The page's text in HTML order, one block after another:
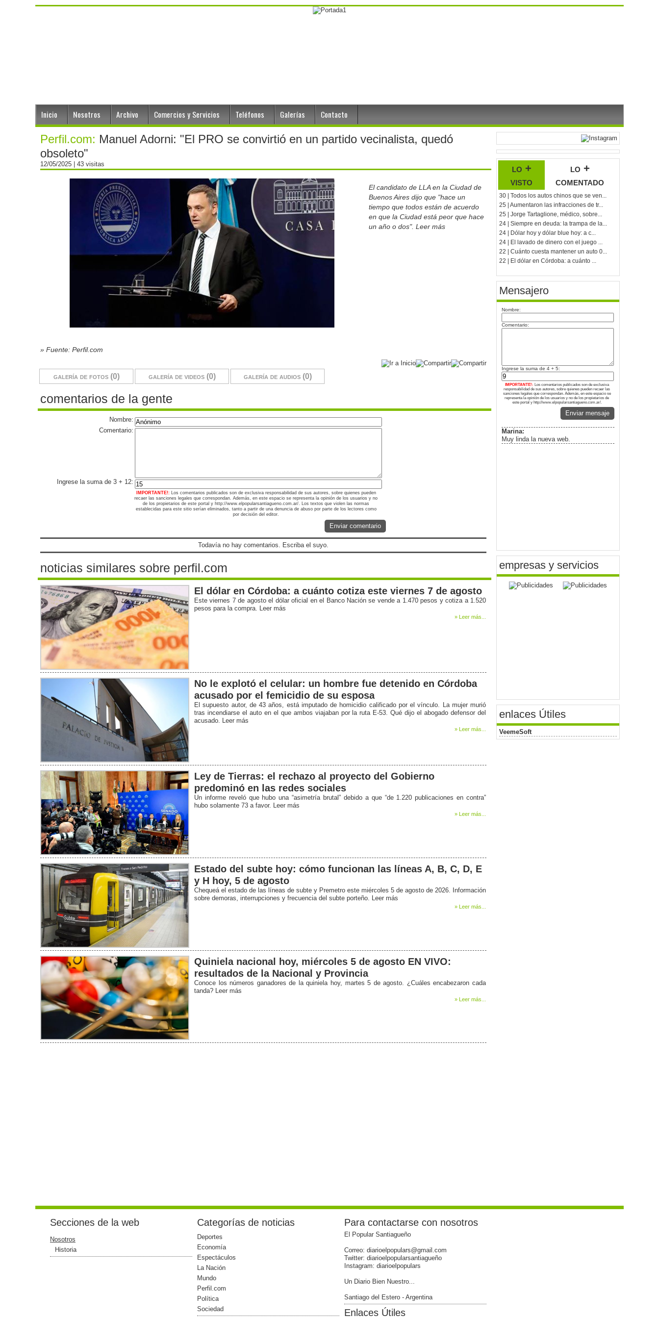
Inicio Nosotros Archivo Comercios y Servicios Teléfonos Galerías Contacto
Perfil.com: Manuel Adorni: "El PRO se convirtió en un partido vecinalista, quedó
obsoleto"
12/05/2025 | 43 visitas
El candidato de LLA en la Ciudad de
Buenos Aires dijo que "hace un
tiempo que todos están de acuerdo
en que la Ciudad está peor que hace
un año o dos". Leer más
» Fuente: Perfil.com
galería de fotos (0) galería de videos (0) galería de audios (0)
comentarios de la gente
Nombre:
Comentario:
Ingrese la suma de 3 + 12:
IMPORTANTE!: Los comentarios publicados son de exclusiva responsabilidad de sus autores, sobre quienes pueden
recaer las sanciones legales que correspondan. Además, en este espacio se representa la opinión de los usuarios y no
de los propietarios de este portal y http://www.elpopularsantiagueno.com.ar/. Los textos que violen las normas
establecidas para este sitio serían eliminados, tanto a partir de una denuncia de abuso por parte de los lectores como
por decisión del editor.
Enviar comentario
Todavía no hay comentarios. Escriba el suyo.
noticias similares sobre perfil.com
El dólar en Córdoba: a cuánto cotiza este viernes 7 de agosto
Este viernes 7 de agosto el dólar oficial en el Banco Nación se vende a 1.470 pesos y cotiza a 1.520
pesos para la compra. Leer más
» Leer más...
No le explotó el celular: un hombre fue detenido en Córdoba
acusado por el femicidio de su esposa
El supuesto autor, de 43 años, está imputado de homicidio calificado por el vínculo. La mujer murió
tras incendiarse el auto en el que ambos viajaban por la ruta E-53. Qué dijo el abogado defensor del
acusado. Leer más
» Leer más...
Ley de Tierras: el rechazo al proyecto del Gobierno
predominó en las redes sociales
Un informe reveló que hubo una “asimetría brutal” debido a que “de 1.220 publicaciones en contra”
hubo solamente 73 a favor. Leer más
» Leer más...
Estado del subte hoy: cómo funcionan las líneas A, B, C, D, E
y H hoy, 5 de agosto
Chequeá el estado de las líneas de subte y Premetro este miércoles 5 de agosto de 2026. Información
sobre demoras, interrupciones y frecuencia del subte porteño. Leer más
» Leer más...
Quiniela nacional hoy, miércoles 5 de agosto EN VIVO:
resultados de la Nacional y Provincia
Conoce los números ganadores de la quiniela hoy, martes 5 de agosto. ¿Cuáles encabezaron cada
tanda? Leer más
» Leer más...
lo +
visto
lo +
comentado
30 | Todos los autos chinos que se ven...
25 | Aumentaron las infracciones de tr...
25 | Jorge Tartaglione, médico, sobre...
24 | Siempre en deuda: la trampa de la...
24 | Dólar hoy y dólar blue hoy: a c...
24 | El lavado de dinero con el juego ...
22 | Cuánto cuesta mantener un auto 0...
22 | El dólar en Córdoba: a cuánto ...
Mensajero
Nombre:
Comentario:
Ingrese la suma de 4 + 5:
IMPORTANTE!: Los comentarios publicados son de exclusiva
responsabilidad de sus autores, sobre quienes pueden recaer las
sanciones legales que correspondan. Además, en este espacio se
representa la opinión de los usuarios y no de los propietarios de
este portal y http://www.elpopularsantiagueno.com.ar/.
Enviar mensaje
Marina:
Muy linda la nueva web.
empresas y servicios
enlaces Útiles
VeemeSoft
Secciones de la web
Nosotros
Historia
Categorías de noticias
Deportes
Economía
Espectáculos
La Nación
Mundo
Perfil.com
Política
Sociedad
Para contactarse con nosotros
El Popular Santiagueño
Correo: diarioelpopulars@gmail.com
Twitter: diarioelpopularsantiagueño
Instagram: diarioelpopulars
Un Diario Bien Nuestro...
Santiago del Estero - Argentina
Enlaces Útiles